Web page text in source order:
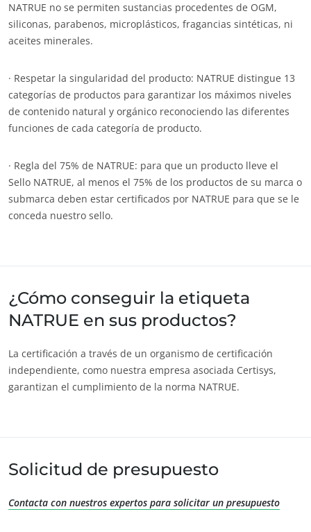
Avanzar con nuestros equipos
Comprometerse con nuestro medio ambiente
NUESTROS SECTORES COMERCIALES
Agroalimentario
Textiles
NATRUE no se permiten sustancias procedentes de OGM,
siliconas, parabenos, microplásticos, fragancias sintéticas, ni
aceites minerales.
· Respetar la singularidad del producto: NATRUE distingue 13
categorías de productos para garantizar los máximos niveles
de contenido natural y orgánico reconociendo las diferentes
funciones de cada categoría de producto.
· Regla del 75% de NATRUE: para que un producto lleve el
Sello NATRUE, al menos el 75% de los productos de su marca o
submarca deben estar certificados por NATRUE para que se le
conceda nuestro sello.
¿Cómo conseguir la etiqueta
NATRUE en sus productos?
La certificación a través de un organismo de certificación
independiente, como nuestra empresa asociada Certisys,
garantizan el cumplimiento de la norma NATRUE.
Solicitud de presupuesto
Contacta con nuestros expertos para solicitar un presupuesto